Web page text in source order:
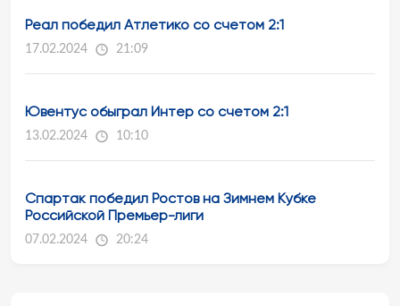
Реал победил Атлетико со счетом 2:1
17.02.2024 21:09
Ювентус обыграл Интер со счетом 2:1
13.02.2024 10:10
Спартак победил Ростов на Зимнем Кубке
Российской Премьер-лиги
07.02.2024 20:24